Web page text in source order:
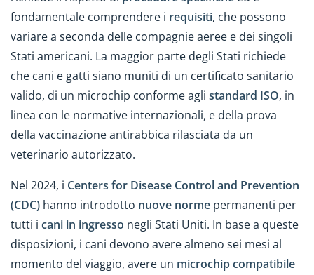
fondamentale comprendere i requisiti, che possono
variare a seconda delle compagnie aeree e dei singoli
Stati americani. La maggior parte degli Stati richiede
che cani e gatti siano muniti di un certificato sanitario
valido, di un microchip conforme agli standard ISO, in
linea con le normative internazionali, e della prova
della vaccinazione antirabbica rilasciata da un
veterinario autorizzato.
Nel 2024, i Centers for Disease Control and Prevention
(CDC) hanno introdotto nuove norme permanenti per
tutti i cani in ingresso negli Stati Uniti. In base a queste
disposizioni, i cani devono avere almeno sei mesi al
momento del viaggio, avere un microchip compatibile